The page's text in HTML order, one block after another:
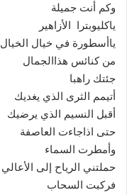
وكم أنت جميلة
ياكليوبترا الأزاهير
ياأسطورة في خيال الخيال
من كنائس هذاالجمال
جئتك راهبا
أتيمم الثرى الذي يغديك
أقبل النسيم الذي يرضيك
حتى اذاجاءت العاصفة
وأمطرت السماء
حملتني الرياح إلى الأعالي
فركبت السحاب